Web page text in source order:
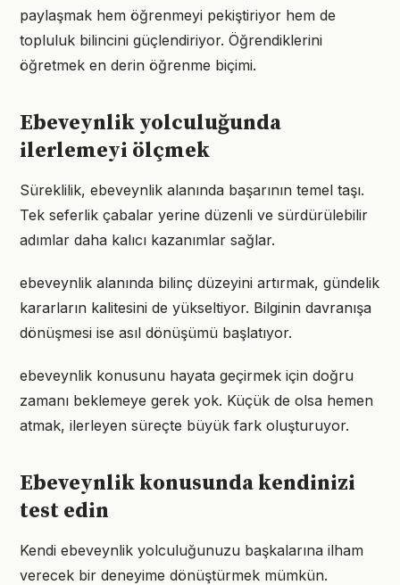
paylaşmak hem öğrenmeyi pekiştiriyor hem de
topluluk bilincini güçlendiriyor. Öğrendiklerini
öğretmek en derin öğrenme biçimi.
Ebeveynlik yolculuğunda
ilerlemeyi ölçmek
Süreklilik, ebeveynlik alanında başarının temel taşı.
Tek seferlik çabalar yerine düzenli ve sürdürülebilir
adımlar daha kalıcı kazanımlar sağlar.
ebeveynlik alanında bilinç düzeyini artırmak, gündelik
kararların kalitesini de yükseltiyor. Bilginin davranışa
dönüşmesi ise asıl dönüşümü başlatıyor.
ebeveynlik konusunu hayata geçirmek için doğru
zamanı beklemeye gerek yok. Küçük de olsa hemen
atmak, ilerleyen süreçte büyük fark oluşturuyor.
Ebeveynlik konusunda kendinizi
test edin
Kendi ebeveynlik yolculuğunuzu başkalarına ilham
verecek bir deneyime dönüştürmek mümkün.